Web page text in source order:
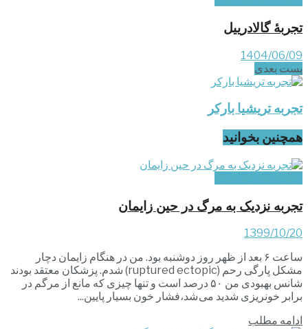
تجربۀ گالادرییل
1404/06/09
پست‌ بعدی
تجربه تریشیا بارکر
همچنین بخوانید
تجربه نزدیک به مرگ در حین زایمان
1399/10/20
ساعت ۶ بعد از ظهر روز دوشنبه بود. من در هنگام زایمان دچار
مشکل پارگی رحم (ruptured ectopic) شدم. پزشکان معتقد بودند
شانس بهبودی من ۵۰ درصد است و تنها چیزی که مانع از مرگم در
برابر خونریزی شدید می شد،فشار خون بسیار پایین...
ادامه مطلب